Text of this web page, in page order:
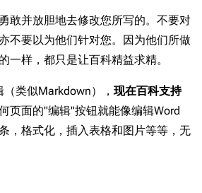
。
敢并放胆地去修改您所写的。不要对
不要以为他们针对您。因为他们所做
一样，都只是让百科精益求精。
类似Markdown）， 现在百科支持
页面的"编辑"按钮就能像编辑Word
，格式化，插入表格和图片等等，无